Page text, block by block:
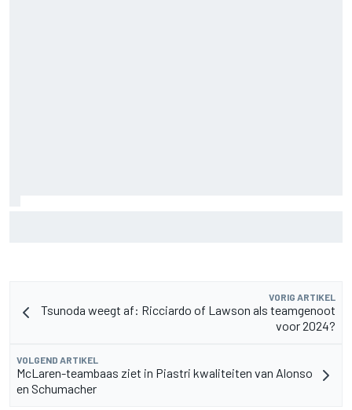
VORIG ARTIKEL
Tsunoda weegt af: Ricciardo of Lawson als teamgenoot
voor 2024?
VOLGEND ARTIKEL
McLaren-teambaas ziet in Piastri kwaliteiten van Alonso
en Schumacher